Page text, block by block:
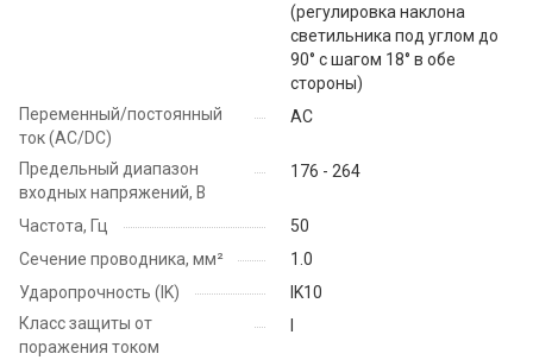
(регулировка наклона
светильника под углом до
90° с шагом 18° в обе
стороны)
Переменный/постоянный
ток (AC/DC)
AC
Предельный диапазон
входных напряжений, В
176 - 264
Частота, Гц
50
Сечение проводника, мм²
1.0
Ударопрочность (IK)
IK10
Класс защиты от
поражения током